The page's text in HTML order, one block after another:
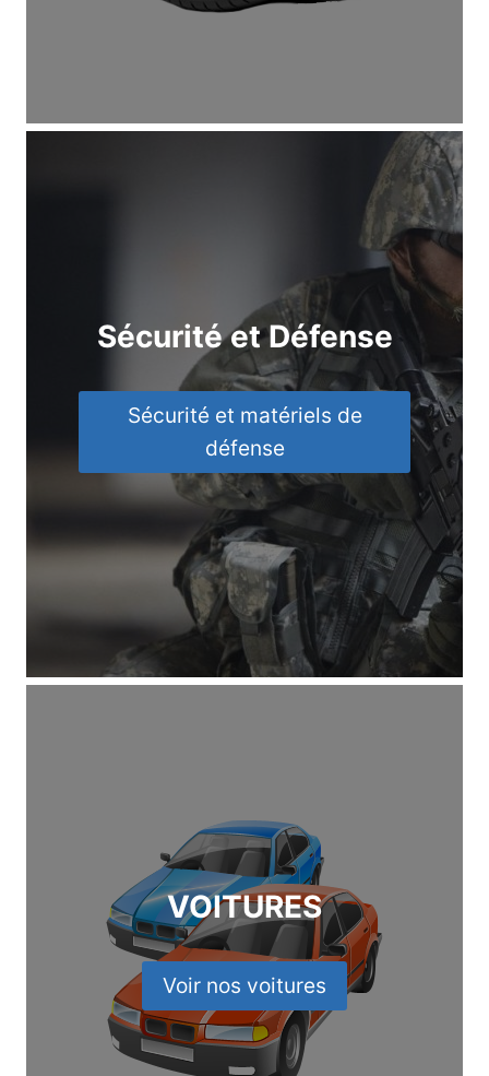
Sécurité et Défense
Sécurité et matériels de
défense
VOITURES
Voir nos voitures